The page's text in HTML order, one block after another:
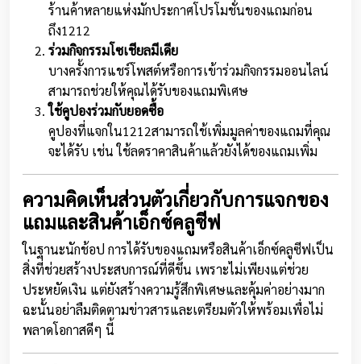
ร้านค้าหลายแห่งมักประกาศโปรโมชั่นของแถมก่อน
ถึง1212
ร่วมกิจกรรมโซเชียลมีเดีย
บางครั้งการแชร์โพสต์หรือการเข้าร่วมกิจกรรมออนไลน์
สามารถช่วยให้คุณได้รับของแถมพิเศษ
ใช้คูปองร่วมกับยอดซื้อ
คูปองที่แจกใน1212สามารถใช้เพิ่มมูลค่าของแถมที่คุณ
จะได้รับ เช่น ใช้ลดราคาสินค้าแล้วยังได้ของแถมเพิ่ม
ความคิดเห็นส่วนตัวเกี่ยวกับการแจกของ
แถมและสินค้าเอ็กซ์คลูซีฟ
ในฐานะนักช้อป การได้รับของแถมหรือสินค้าเอ็กซ์คลูซีฟเป็น
สิ่งที่ช่วยสร้างประสบการณ์ที่ดีขึ้น เพราะไม่เพียงแต่ช่วย
ประหยัดเงิน แต่ยังสร้างความรู้สึกพิเศษและคุ้มค่าอย่างมาก
ฉะนั้นอย่าลืมติดตามข่าวสารและเตรียมตัวให้พร้อมเพื่อไม่
พลาดโอกาสดีๆ นี้